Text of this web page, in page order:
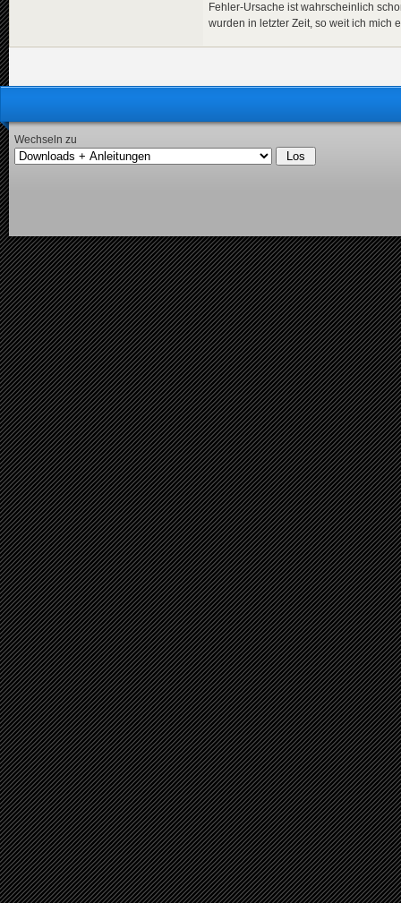
Fehler-Ursache ist wahrscheinlich
wurden in letzter Zeit, so weit ich mich
Wechseln zu